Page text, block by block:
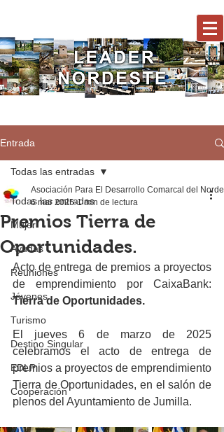
Entrada
Todas las entradas
Mujer
Ayudas
Reuniones
Jóvenes
Turismo
Destino Singular
EDLP
Cooperación
Todas las entradas
Premios Tierra de
Oportunidades.
Asociación Para El Desarrollo Comarcal del
6 mar 2025 1 min de lectura
Acto de entrega de premios a proyectos
Tierra de Oportunidades.
El jueves 6 de marzo de 2025
celebramos el acto de entrega de
premios a proyectos de emprendimiento
Tierra de Oportunidades, en el salón de
plenos del Ayuntamiento de Jumilla.